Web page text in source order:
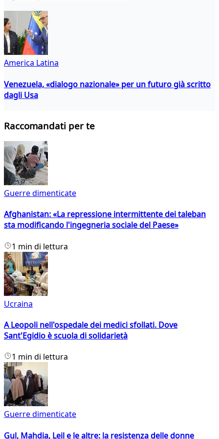
America Latina
Venezuela, «dialogo nazionale» per un futuro già scritto
dagli Usa
Raccomandati per te
Guerre dimenticate
Afghanistan: «La repressione intermittente dei taleban
sta modificando l'ingegneria sociale del Paese»
1 min di lettura
Ucraina
A Leopoli nell'ospedale dei medici sfollati. Dove
Sant'Egidio è scuola di solidarietà
1 min di lettura
Guerre dimenticate
Gul, Mahdia, Leil e le altre: la resistenza delle donne